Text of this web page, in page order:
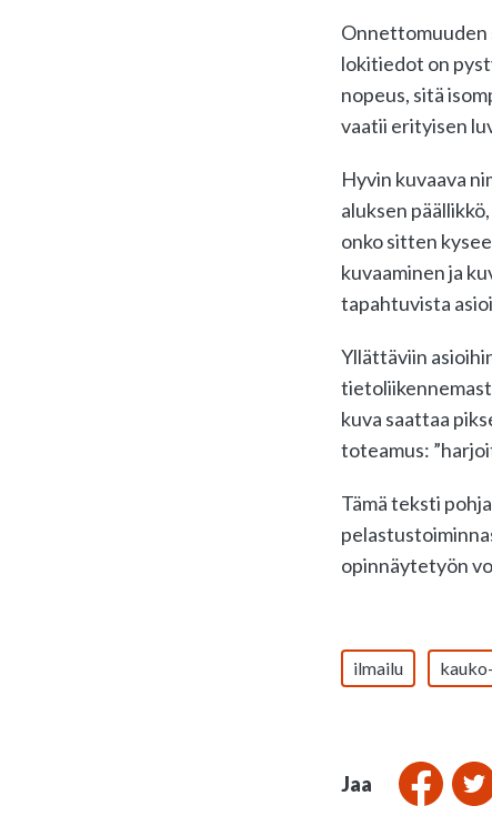
Onnettomuuden
lokitiedot on
nopeus, sitä
vaatii erityisen
Hyvin kuvaava
aluksen
onko sitten
kuvaaminen ja
tapahtuvista
Yllättäviin
kuva saattaa
toteamus:
Tämä teksti
opinnäytetyön
ilmailu
Jaa